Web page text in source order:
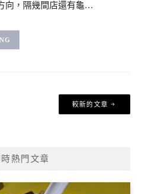
向，隔幾間店還有龜…
較新的文章
熱門文章